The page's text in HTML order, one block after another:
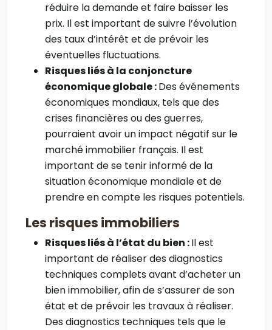
réduire la demande et faire baisser les
prix. Il est important de suivre l’évolution
des taux d’intérêt et de prévoir les
éventuelles fluctuations.
Risques liés à la conjoncture
économique globale :Des événements
économiques mondiaux, tels que des
crises financières ou des guerres,
pourraient avoir un impact négatif sur le
marché immobilier français. Il est
important de se tenir informé de la
situation économique mondiale et de
prendre en compte les risques potentiels.
Les risques immobiliers
Risques liés à l’état du bien :Il est
important de réaliser des diagnostics
techniques complets avant d’acheter un
bien immobilier, afin de s’assurer de son
état et de prévoir les travaux à réaliser.
Des diagnostics techniques tels que le